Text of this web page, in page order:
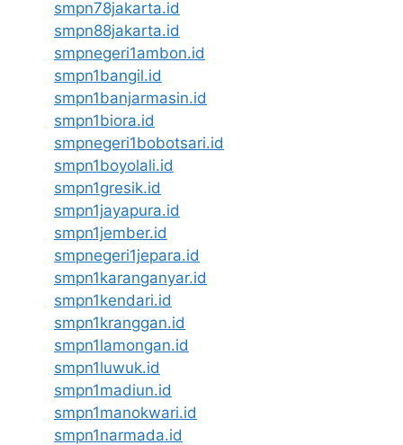
smpn78jakarta.id
smpn88jakarta.id
smpnegeri1ambon.id
smpn1bangil.id
smpn1banjarmasin.id
smpn1biora.id
smpnegeri1bobotsari.id
smpn1boyolali.id
smpn1gresik.id
smpn1jayapura.id
smpn1jember.id
smpnegeri1jepara.id
smpn1karanganyar.id
smpn1kendari.id
smpn1kranggan.id
smpn1lamongan.id
smpn1luwuk.id
smpn1madiun.id
smpn1manokwari.id
smpn1narmada.id